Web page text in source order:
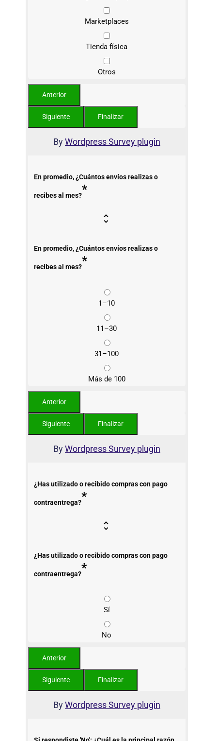
Marketplaces
Tienda física
Otros
ByWordpress Survey plugin
En promedio, ¿Cuántos envíos realizas o
recibes al mes?*
En promedio, ¿Cuántos envíos realizas o
recibes al mes?*
1–10
11–30
31–100
Más de 100
ByWordpress Survey plugin
¿Has utilizado o recibido compras con pago
contraentrega?*
¿Has utilizado o recibido compras con pago
contraentrega?*
Sí
No
ByWordpress Survey plugin